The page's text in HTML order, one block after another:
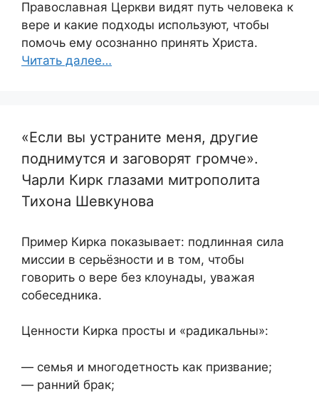
Православная Церкви видят путь человека к
вере и какие подходы используют, чтобы
помочь ему осознанно принять Христа.
Читать далее…
«Если вы устраните меня, другие
поднимутся и заговорят громче».
Чарли Кирк глазами митрополита
Тихона Шевкунова
Пример Кирка показывает: подлинная сила
миссии в серьёзности и в том, чтобы
говорить о вере без клоунады, уважая
собеседника.
Ценности Кирка просты и «радикальны»:
— семья и многодетность как призвание;
— ранний брак;